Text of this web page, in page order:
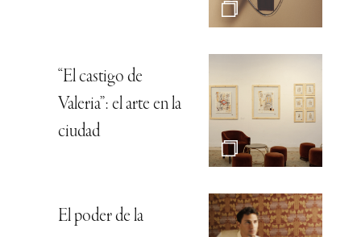
“El castigo de
Valeria”: el arte en la
ciudad
El poder de la